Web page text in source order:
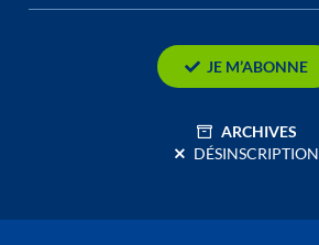
JE M’ABONNE
ARCHIVES
DÉSINSCRIPTION